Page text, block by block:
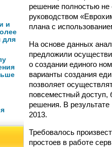
и
для
решение полностью не
руководством
плана с
На основе данных
предложили
о создании единого
варианты создания
позволяет
повсеместный доступ,
решения. В
2013.
Требовалось
простоев в работе